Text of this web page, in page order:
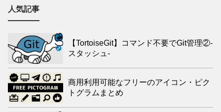
人気記事
【TortoiseGit】コマンド不要でGit管理②-
スタッシュ-
商用利用可能なフリーのアイコン・ピク
トグラムまとめ